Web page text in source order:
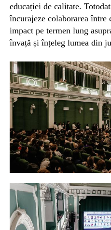
educației de calitate.
încurajeze colaborarea între
impact pe termen lung
învață și înțeleg lumea din